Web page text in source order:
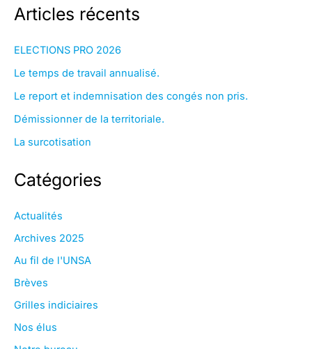
Articles récents
ELECTIONS PRO 2026
Le temps de travail annualisé.
Le report et indemnisation des congés non pris.
Démissionner de la territoriale.
La surcotisation
Catégories
Actualités
Archives 2025
Au fil de l'UNSA
Brèves
Grilles indiciaires
Nos élus